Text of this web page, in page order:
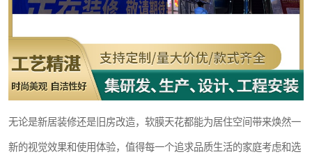
无论是新居装修还是旧房改造，软膜天花都能为居住空间带来焕然一
新的视觉效果和使用体验，值得每一个追求品质生活的家庭考虑和选